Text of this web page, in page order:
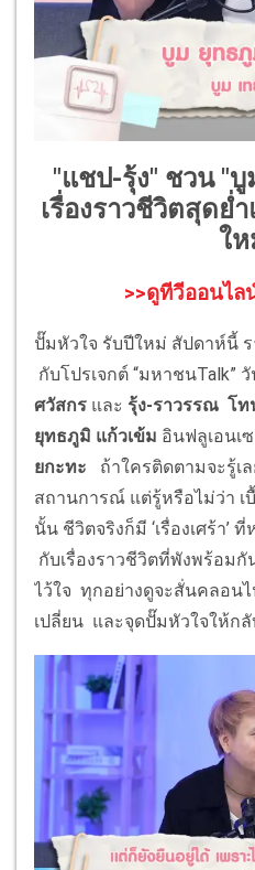
"แชป-รุ้ง" ชวน "
เรื่องราวชีวิตสุดย่
ใ
>>ดูทีวีออนไล
ปั๊มหัวใจ รับปีใหม่ สัปดาห์นี้
กับโปรเจกต์ “มหาชนTalk”
ศวัสกร และ รุ้ง-ราวรรณ โท
ยุทธภูมิ แก้วเข้ม อินฟลูเอนเ
ยกะทะ
ถ้าใครติดตามจะรู้เ
สถานการณ์ แต่รู้หรือไม่ว่า เ
นั้น ชีวิตจริงก็มี ‘เรื่องเศร้า’
กับเรื่องราวชีวิตที่พังพร้อมกั
ไว้ใจ ทุกอย่างดูจะสั่นคลอน
เปลี่ยน และจุดปั๊มหัวใจให้